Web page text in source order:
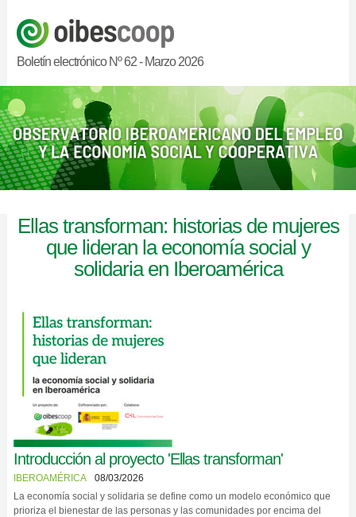
Boletín electrónico Nº 62 - Marzo 2026
Ellas transforman: historias de mujeres
que lideran la economía social y
solidaria en Iberoamérica
Introducción al proyecto 'Ellas transforman'
IBEROAMÉRICA
08/03/2026
La economía social y solidaria se define como un modelo económico que
prioriza el bienestar de las personas y las comunidades por encima del